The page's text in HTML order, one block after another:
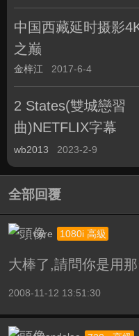
中国西藏延时摄影
之巅
金梓江 2017-6-4
2 States(雙城戀習
曲)NETFLIX字幕
wb2013 2023-2-9
全部回覆
core 1080i 高級
大棒了,請問你是用
2008-11-12 13:51:30